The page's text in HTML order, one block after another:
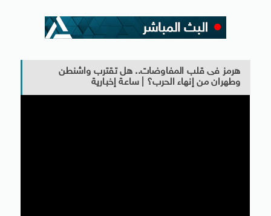
هرمز فى قلب المفاوضات.. هل تقترب واشنطن
وطهران من إنهاء الحرب؟ | ساعة إخبارية